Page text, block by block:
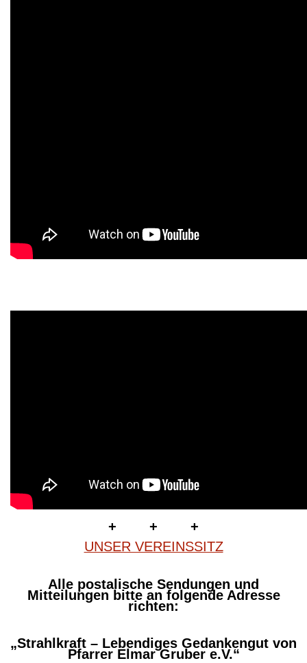
+ + +
UNSER VEREINSSITZ
Alle postalische Sendungen und
Mitteilungen bitte an folgende Adresse
richten:
„Strahlkraft – Lebendiges Gedankengut von
Pfarrer Elmar Gruber e.V.“